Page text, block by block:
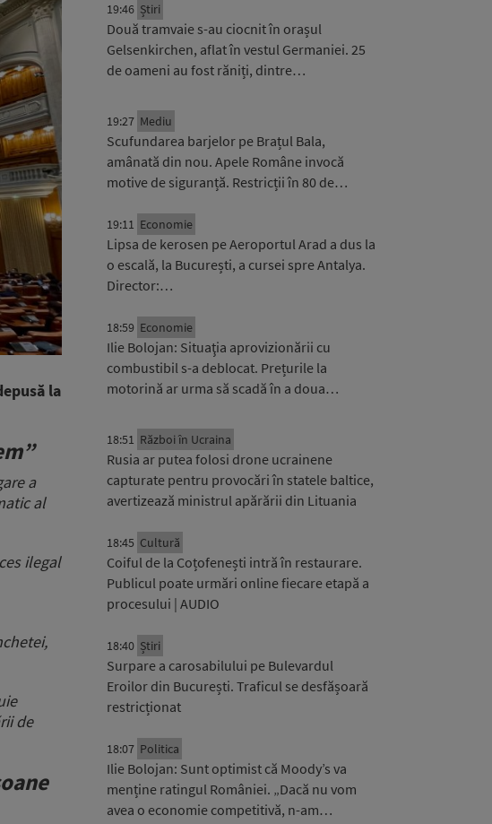
la
a
al
ilegal
de
19:46 Știri
Două tramvaie s-au ciocnit în orașul
Gelsenkirchen, aflat în vestul Germaniei. 25
de oameni au fost răniți, dintre…
19:27 Mediu
Scufundarea barjelor pe Brațul Bala,
amânată din nou. Apele Române invocă
motive de siguranță. Restricții în 80 de…
19:11 Economie
Lipsa de kerosen pe Aeroportul Arad a dus la
o escală, la București, a cursei spre Antalya.
Director:…
18:59 Economie
Ilie Bolojan: Situaţia aprovizionării cu
combustibil s-a deblocat. Prețurile la
motorină ar urma să scadă în a doua…
18:51 Război în Ucraina
Rusia ar putea folosi drone ucrainene
capturate pentru provocări în statele baltice,
avertizează ministrul apărării din Lituania
18:45 Cultură
Coiful de la Coțofenești intră în restaurare.
Publicul poate urmări online fiecare etapă a
procesului | AUDIO
18:40 Știri
Surpare a carosabilului pe Bulevardul
Eroilor din București. Traficul se desfășoară
restricționat
18:07 Politica
Ilie Bolojan: Sunt optimist că Moody’s va
menține ratingul României. „Dacă nu vom
avea o economie competitivă, n-am…